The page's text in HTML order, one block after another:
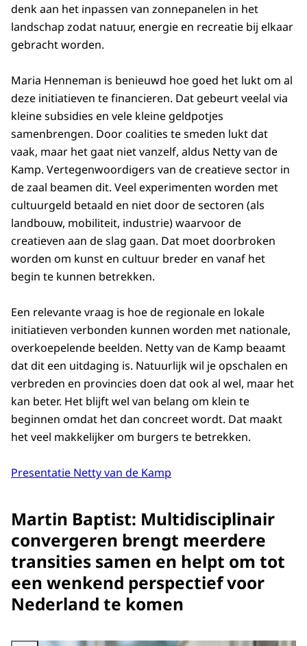
denk aan het inpassen van zonnepanelen in het
landschap zodat natuur, energie en recreatie bij elkaar
gebracht worden.
Maria Henneman is benieuwd hoe goed het lukt om al
deze initiatieven te financieren. Dat gebeurt veelal via
kleine subsidies en vele kleine geldpotjes
samenbrengen. Door coalities te smeden lukt dat
vaak, maar het gaat niet vanzelf, aldus Netty van de
Kamp. Vertegenwoordigers van de creatieve sector in
de zaal beamen dit. Veel experimenten worden met
cultuurgeld betaald en niet door de sectoren (als
landbouw, mobiliteit, industrie) waarvoor de
creatieven aan de slag gaan. Dat moet doorbroken
worden om kunst en cultuur breder en vanaf het
begin te kunnen betrekken.
Een relevante vraag is hoe de regionale en lokale
initiatieven verbonden kunnen worden met nationale,
overkoepelende beelden. Netty van de Kamp beaamt
dat dit een uitdaging is. Natuurlijk wil je opschalen en
verbreden en provincies doen dat ook al wel, maar het
kan beter. Het blijft wel van belang om klein te
beginnen omdat het dan concreet wordt. Dat maakt
het veel makkelijker om burgers te betrekken.
Presentatie Netty van de Kamp
Martin Baptist: Multidisciplinair
convergeren brengt meerdere
transities samen en helpt om tot
een wenkend perspectief voor
Nederland te komen
Vergroot afbeelding AWTI Symposium: De rol van wetenschap,